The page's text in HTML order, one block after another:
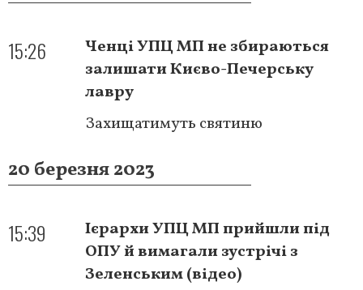
15:26
Ченці УПЦ МП не збираються
залишати Києво-Печерську
лавру
Захищатимуть святиню
20 березня 2023
15:39
Ієрархи УПЦ МП прийшли під
ОПУ й вимагали зустрічі з
Зеленським (відео)